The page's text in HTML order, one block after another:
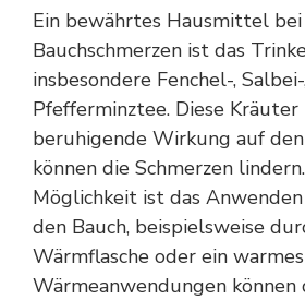
Ein bewährtes Hausmittel bei
Bauchschmerzen ist das
insbesondere Fenchel-,
Pfefferminztee. Diese Kräuter
beruhigende Wirkung auf
können die Schmerzen
Möglichkeit ist das
den Bauch, beispielsweise
Wärmflasche oder ein
Wärmeanwendungen können